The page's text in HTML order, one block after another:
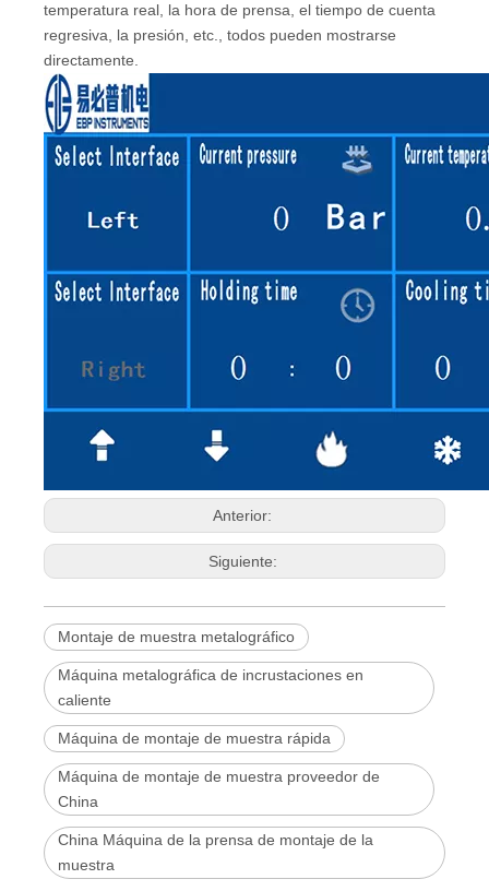
temperatura real, la hora de prensa, el tiempo de cuenta
regresiva, la presión, etc., todos pueden mostrarse
directamente.
Anterior:
Siguiente:
Montaje de muestra metalográfico
Máquina metalográfica de incrustaciones en
caliente
Máquina de montaje de muestra rápida
Máquina de montaje de muestra proveedor de
China
China Máquina de la prensa de montaje de la
muestra